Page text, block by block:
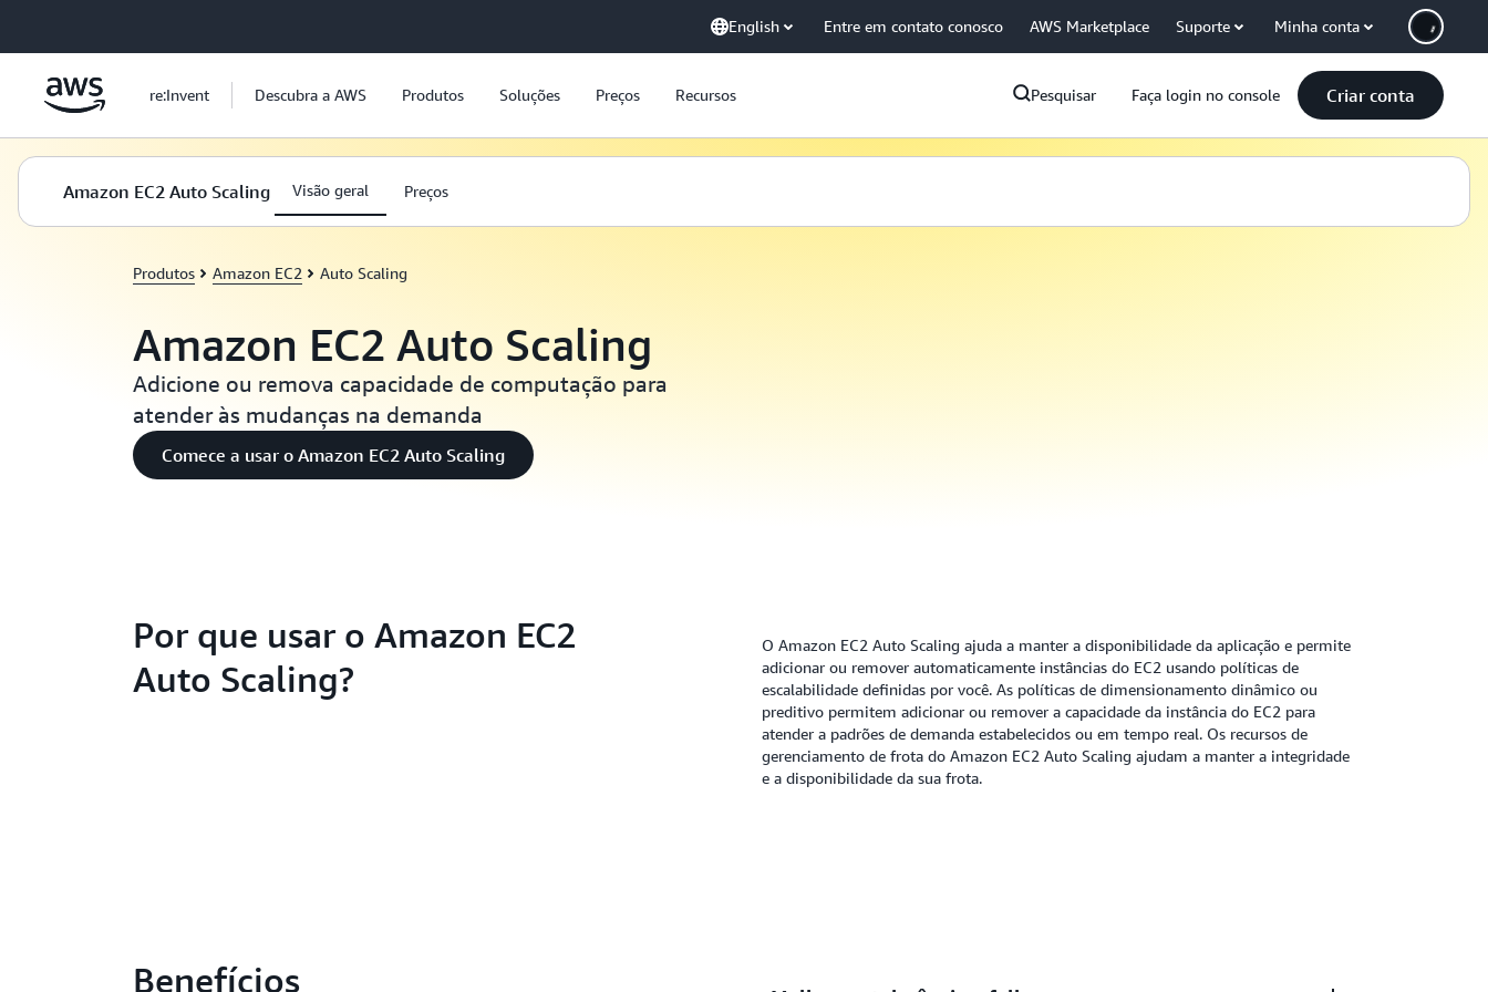
English Entre em contato conosco AWS Marketplace Suporte Minha conta
re:Invent Descubra a AWS Produtos Soluções Preços Recursos Pesquisar Faça login no console Criar conta
Amazon EC2 Auto Scaling Visão geral Preços
Produtos Amazon EC2 Auto Scaling
Amazon EC2 Auto Scaling
Adicione ou remova capacidade de computação para
atender às mudanças na demanda
Comece a usar o Amazon EC2 Auto Scaling
Por que usar o Amazon EC2
Auto Scaling?
O Amazon EC2 Auto Scaling ajuda a manter a disponibilidade da aplicação e permite
adicionar ou remover automaticamente instâncias do EC2 usando políticas de
escalabilidade definidas por você. As políticas de dimensionamento dinâmico ou
preditivo permitem adicionar ou remover a capacidade da instância do EC2 para
atender a padrões de demanda estabelecidos ou em tempo real. Os recursos de
gerenciamento de frota do Amazon EC2 Auto Scaling ajudam a manter a integridade
e a disponibilidade da sua frota.
Benefícios